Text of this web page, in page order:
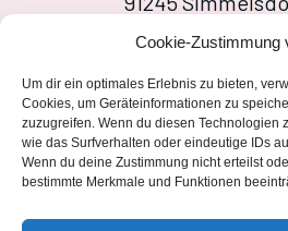
Cookie-Zustimmung
Um dir ein optimales Erlebnis zu bieten,
Cookies, um Geräteinformationen zu
zuzugreifen. Wenn du diesen Technologien
wie das Surfverhalten oder eindeutige IDs
Wenn du deine Zustimmung nicht erteilst
bestimmte Merkmale und Funktionen
+49 9155
wache113@ff-